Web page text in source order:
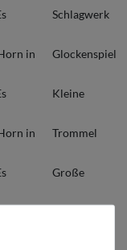
in
in
Schlagwerk
Glockenspiel
Kleine
Trommel
Große